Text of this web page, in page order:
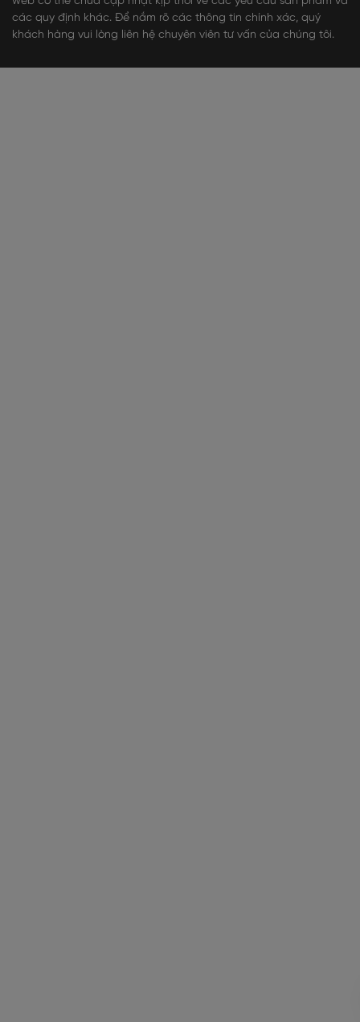
các quy định khác. Để nắm rõ các thông tin chính xác, quý
khách hàng vui lòng liên hệ chuyên viên tư vấn của chúng tôi.